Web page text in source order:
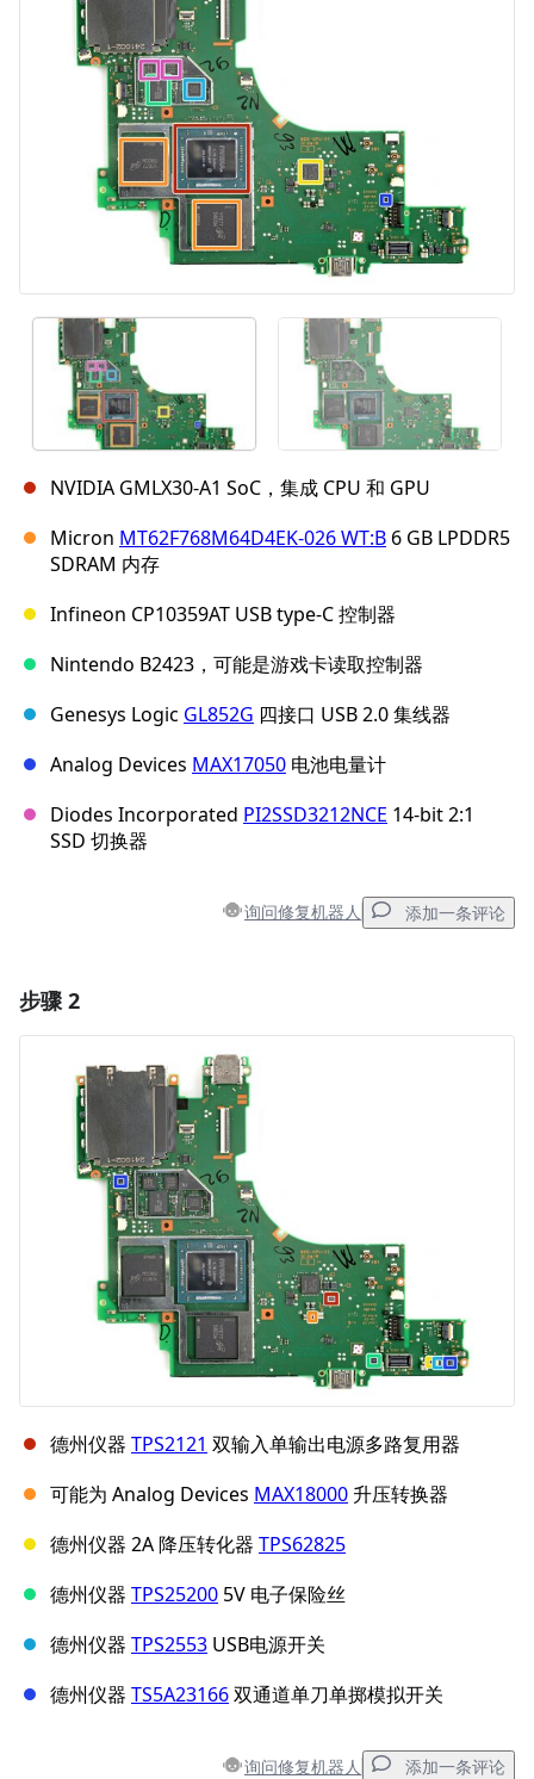
NVIDIA GMLX30-A1 SoC，集成 CPU 和 GPU
Micron MT62F768M64D4EK-026 WT:B 6 GB LPDDR5
SDRAM 内存
Infineon CP10359AT USB type-C 控制器
Nintendo B2423，可能是游戏卡读取控制器
Genesys Logic GL852G 四接口 USB 2.0 集线器
Analog Devices MAX17050 电池电量计
Diodes Incorporated PI2SSD3212NCE 14-bit 2:1
SSD 切换器
询问修复机器人 添加一条评论
添加评论
步骤 2
德州仪器 TPS2121 双输入单输出电源多路复用器
可能为 Analog Devices MAX18000 升压转换器
德州仪器 2A 降压转化器 TPS62825
德州仪器 TPS25200 5V 电子保险丝
德州仪器 TPS2553 USB电源开关
德州仪器 TS5A23166双通道单刀单掷模拟开关
询问修复机器人 添加一条评论